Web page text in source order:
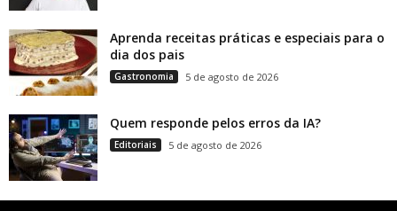
Aprenda receitas práticas e especiais para o
dia dos pais
Gastronomia 5 de agosto de 2026
Quem responde pelos erros da IA?
Editoriais 5 de agosto de 2026